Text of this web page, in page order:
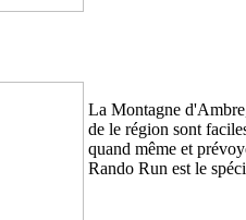
La Montagne
de le région sont
quand même et
Rando Run est le